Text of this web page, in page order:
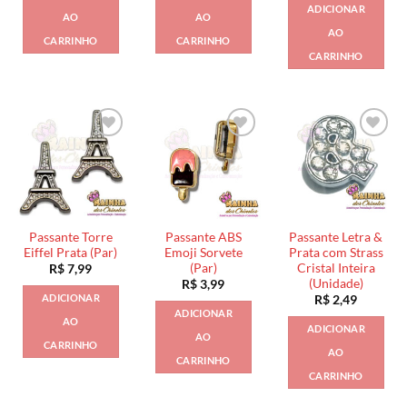
AO
CARRINHO
AO
CARRINHO
ADICIONAR
AO
CARRINHO
Passante Torre
Eiffel Prata (Par)
R$7,99
ADICIONAR
AO
CARRINHO
Passante ABS
Emoji Sorvete
(Par)
R$3,99
ADICIONAR
AO
CARRINHO
Passante Letra &
Prata com Strass
Cristal Inteira
(Unidade)
R$2,49
ADICIONAR
AO
CARRINHO